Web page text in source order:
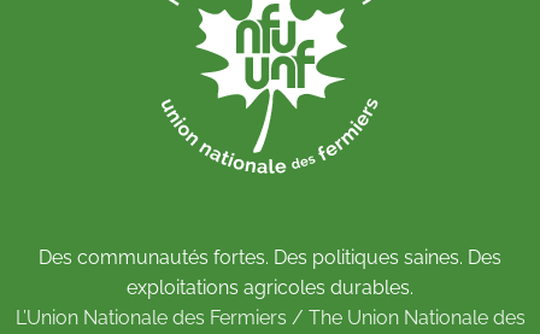
Des communautés fortes. Des politiques saines. Des
exploitations agricoles durables.
L’Union Nationale des Fermiers / The Union Nationale des